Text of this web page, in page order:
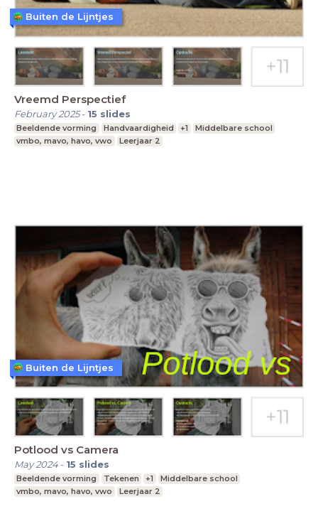
Vreemd Perspectief
February 2025- 15 slides
Beeldende vorming Handvaardigheid +1
Middelbare school
vmbo, mavo, havo, vwo
Leerjaar 2
Buiten de Lijntjes
Potlood vs Camera
May 2024- 15 slides
Beeldende vorming Tekenen +1
Middelbare school
vmbo, mavo, havo, vwo
Leerjaar 2
Buiten de Lijntjes